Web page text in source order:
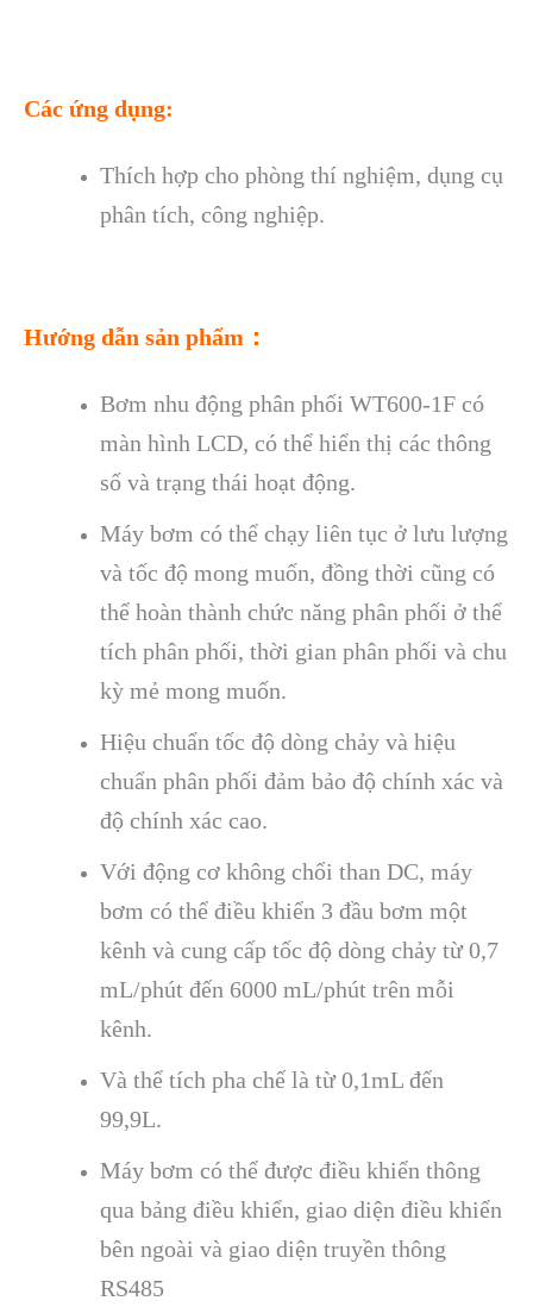
Các ứng dụng:
Thích hợp cho phòng thí nghiệm, dụng cụ
phân tích, công nghiệp.
Hướng dẫn sản phẩm：
Bơm nhu động phân phối WT600-1F có
màn hình LCD, có thể hiển thị các thông
số và trạng thái hoạt động.
Máy bơm có thể chạy liên tục ở lưu lượng
và tốc độ mong muốn, đồng thời cũng có
thể hoàn thành chức năng phân phối ở thể
tích phân phối, thời gian phân phối và chu
kỳ mẻ mong muốn.
Hiệu chuẩn tốc độ dòng chảy và hiệu
chuẩn phân phối đảm bảo độ chính xác và
độ chính xác cao.
Với động cơ không chổi than DC, máy
bơm có thể điều khiển 3 đầu bơm một
kênh và cung cấp tốc độ dòng chảy từ 0,7
mL/phút đến 6000 mL/phút trên mỗi
kênh.
Và thể tích pha chế là từ 0,1mL đến
99,9L.
Máy bơm có thể được điều khiển thông
qua bảng điều khiển, giao diện điều khiển
bên ngoài và giao diện truyền thông
RS485